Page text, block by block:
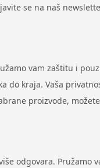
se na naš
vam zaštitu i
do kraja. Vaša
proizvode,
odgovara.